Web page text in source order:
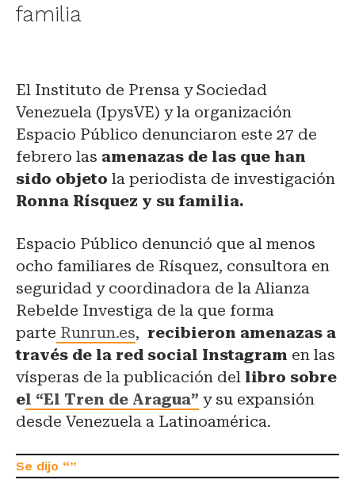
familia
El Instituto de Prensa y Sociedad
Venezuela (IpysVE) y la organización
Espacio Público denunciaron este 27 de
febrero las amenazas de las que han
sido objeto la periodista de investigación
Ronna Rísquez y su familia.
Espacio Público denunció que al menos
ocho familiares de Rísquez, consultora en
seguridad y coordinadora de la Alianza
Rebelde Investiga de la que forma
parte Runrun.es, recibieron amenazas a
través de la red social Instagram en las
vísperas de la publicación del libro sobre
el “El Tren de Aragua” y su expansión
desde Venezuela a Latinoamérica.